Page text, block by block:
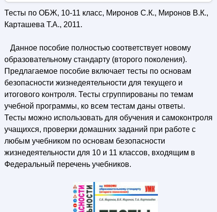
Тесты по ОБЖ, 10-11 класс, Миронов С.К., Миронов В.К.,
Карташева Т.А., 2011.
Данное пособие полностью соответствует новому
образовательному стандарту (второго поколения).
Предлагаемое пособие включает тесты по основам
безопасности жизнедеятельности для текущего и
итогового контроля. Тесты сгруппированы по темам
учебной программы, ко всем тестам даны ответы.
Тесты можно использовать для обучения и самоконтроля
учащихся, проверки домашних заданий при работе с
любым учебником по основам безопасности
жизнедеятельности для 10 и 11 классов, входящим в
Федеральный перечень учебников.